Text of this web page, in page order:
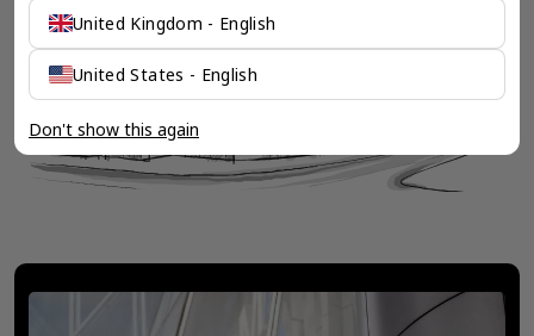
United Kingdom - English
United States - English
Don't show this again